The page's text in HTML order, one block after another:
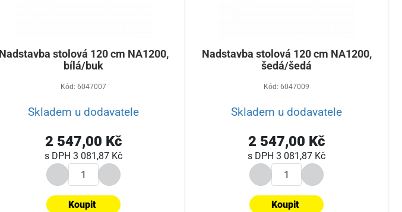
Nadstavba stolová 120 cm NA1200,
bílá/buk
Kód: 6047007
Skladem u dodavatele
2 547,00 Kč
s DPH 3 081,87 Kč
Koupit
Nadstavba stolová 120 cm NA1200,
šedá/šedá
Kód: 6047009
Skladem u dodavatele
2 547,00 Kč
s DPH 3 081,87 Kč
Koupit